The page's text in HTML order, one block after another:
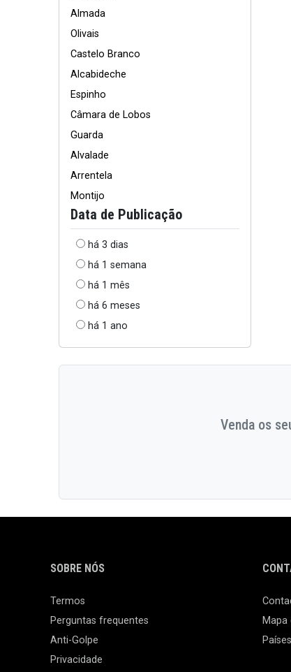
Almada
Olivais
Castelo Branco
Alcabideche
Espinho
Câmara de Lobos
Guarda
Alvalade
Arrentela
Montijo
Data de Publicação
há 3 dias
há 1 semana
há 1 mês
há 6 meses
há 1 ano
Venda os
SOBRE NÓS
Termos
Perguntas frequentes
Anti-Golpe
Privacidade
Mapa
Países